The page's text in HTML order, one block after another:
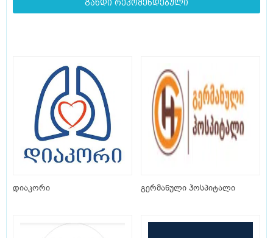
გახდი რეკომენდებული
დიაკორი გერმანული ჰოსპიტალი